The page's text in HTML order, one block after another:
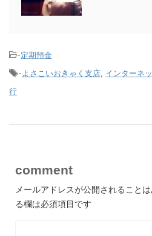
-定期預金
-よさこいおきゃく支店, インターネ
行
comment
メールアドレスが公開されることは
る欄は必須項目です